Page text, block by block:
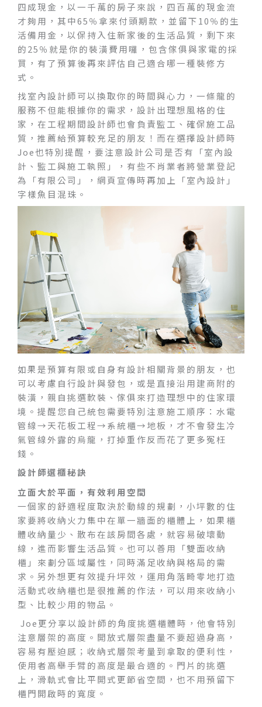
四成現金，以一千萬的房子來說，四百萬的現金流
才夠用，其中65％拿來付頭期款，並留下10％的生
活備用金，以保持入住新家後的生活品質，剩下來
的25％就是你的裝潢費用囉，包含傢俱與家電的採
買，有了預算後再來評估自己適合哪一種裝修方
式。
找室內設計師可以換取你的時間與心力，一條龍的
服務不但能根據你的需求，設計出理想風格的住
家，在工程期間設計師也會負責監工、確保施工品
質，推薦給預算較充足的朋友！而在選擇設計師時
Joe也特別提醒，要注意設計公司是否有「室內設
計、監工與施工執照」，有些不肖業者將營業登記
為「有限公司」，網頁宣傳時再加上「室內設計」
字樣魚目混珠。
如果是預算有限或自身有設計相關背景的朋友，也
可以考慮自行設計與發包，或是直接沿用建商附的
裝潢，親自挑選軟裝、傢俱來打造理想中的住家環
境。提醒您自己統包需要特別注意施工順序：水電
管線→天花板工程→系統櫃→地板，才不會發生冷
氣管線外露的烏龍，打掉重作反而花了更多冤枉
錢。
設計師選櫃秘訣
立面大於平面，有效利用空間
一個家的舒適程度取決於動線的規劃，小坪數的住
家要將收納火力集中在單一牆面的櫃體上，如果櫃
體收納量少、散布在該房間各處，就容易破壞動
線，進而影響生活品質。也可以善用「雙面收納
櫃」來劃分區域屬性，同時滿足收納與格局的需
求。另外想更有效提升坪效，運用角落畸零地打造
活動式收納櫃也是很推薦的作法，可以用來收納小
型、比較少用的物品。
Joe更分享以設計師的角度挑選櫃體時，他會特別
注意層架的高度。開放式層架盡量不要超過身高，
容易有壓迫感；收納式層架考量到拿取的便利性，
使用者高舉手臂的高度是最合適的。門片的挑選
上，滑軌式會比平開式更節省空間，也不用預留下
櫃門開啟時的寬度。